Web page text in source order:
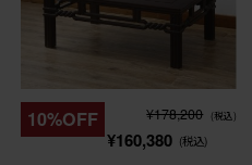
10%OFF ¥178,200 (税込)
¥160,380 (税込)